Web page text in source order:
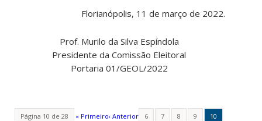
Florianópolis, 11 de março de 2022.
Prof. Murilo da Silva Espíndola
Presidente da Comissão Eleitoral
Portaria 01/GEOL/2022
Página 10 de 28 « Primeiro‹ Anterior 6 7 8 9
10